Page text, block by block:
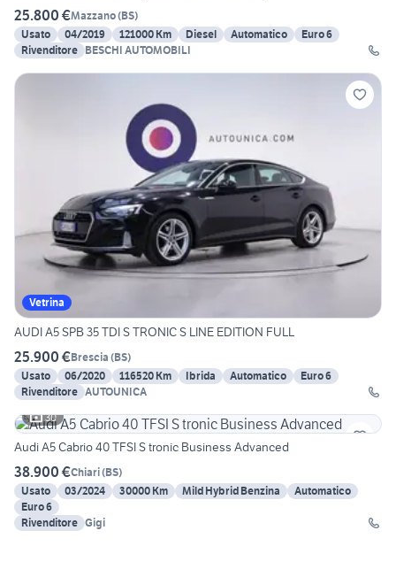
25.800 €Mazzano(BS)
Usato
04/2019 121000 Km Diesel Automatico
Euro 6
Rivenditore BESCHI AUTOMOBILI
Vetrina
AUDI A5 SPB 35 TDI S TRONIC S LINE EDITION FULL
25.900 €Brescia (BS)
Usato
06/2020 116520 Km Ibrida Automatico
Euro 6
Rivenditore AUTOUNICA
30
Audi A5 Cabrio 40 TFSI S tronic Business Advanced
38.900 €Chiari(BS)
Usato
03/2024 30000 Km Mild Hybrid Benzina
Automatico
Euro 6
Rivenditore Gigi